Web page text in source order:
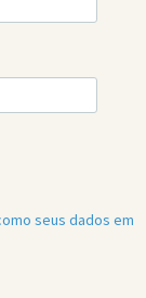
seus dados em